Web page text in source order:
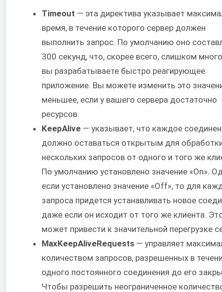
Timeout — эта директива указывает
время, в течение которого сервер должен
выполнить запрос. По умолчанию оно
300 секунд, что, скорее всего, слишком
вы разрабатываете быстро реагирующее
приложение. Вы можете изменить это
меньшее, если у вашего сервера достаточно
ресурсов.
KeepAlive — указывает, что каждое
должно оставаться открытым для
нескольких запросов от одного и того же
По умолчанию установлено значение «On».
если установлено значение «Off», то для
запроса придется устанавливать новое
даже если он исходит от того же клиента.
может привести к значительной перегрузке
MaxKeepAliveRequests — управляет
количеством запросов, разрешенных в
одного постоянного соединения до его
Чтобы разрешить неограниченное